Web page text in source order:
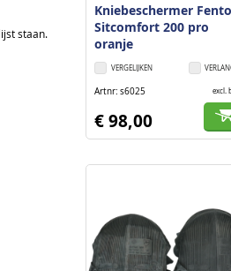
Kniebeschermer Fento
Sitcomfort 200 pro
oranje
VERGELIJKEN
Artnr s6025 excl.
€ 98,00
staan.